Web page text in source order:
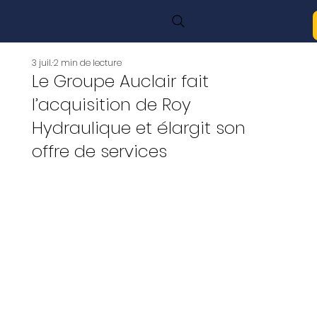
Le Groupe Auclair fait
l’acquisition de Roy
Hydraulique et élargit son
offre de services
3 juil.2 min de lecture